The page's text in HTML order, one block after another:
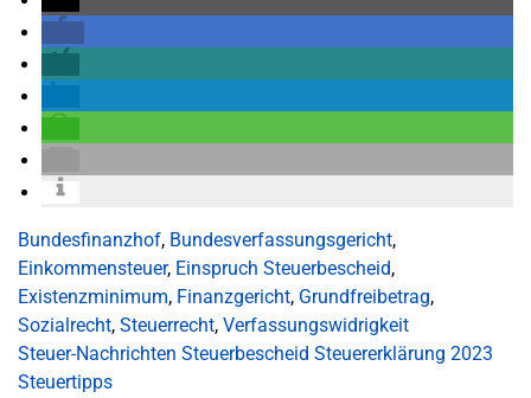
Bundesfinanzhof, Bundesverfassungsgericht,
Einkommensteuer, Einspruch Steuerbescheid,
Existenzminimum, Finanzgericht, Grundfreibetrag,
Sozialrecht, Steuerrecht, Verfassungswidrigkeit
Steuer-Nachrichten Steuerbescheid Steuererklärung 2023
Steuertipps